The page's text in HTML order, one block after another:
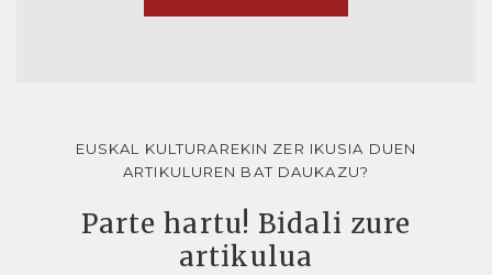
EUSKAL KULTURAREKIN ZER IKUSIA DUEN
ARTIKULUREN BAT DAUKAZU?
Parte hartu! Bidali zure
artikulua